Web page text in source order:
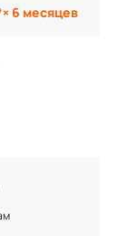
× 6 месяцев